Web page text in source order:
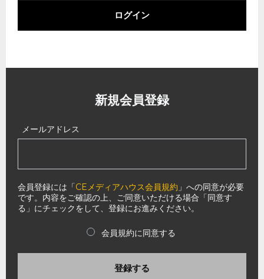
ログイン
新規会員登録
メールアドレス
会員登録には「CEメディアハウス会員規約 」への同意が必要
です。内容をご確認の上、ご同意いただける場合「同意す
る」にチェックをして、登録にお進みください。
会員規約に同意する
登録する